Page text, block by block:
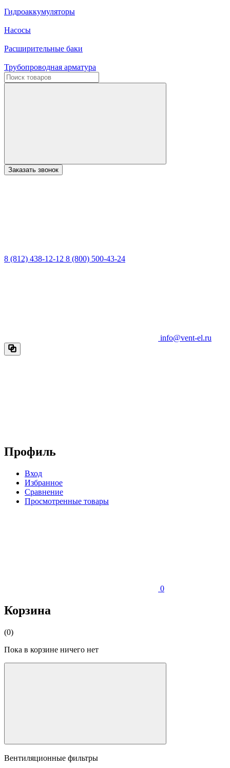
Гидроаккумуляторы
Насосы
Расширительные баки
Трубопроводная арматура
Заказать звонок
8 (812) 438-12-12 8 (800) 500-43-24
info@vent-el.ru
Профиль
Вход
Избранное
Сравнение
Просмотренные товары
0
Корзина
(0)
Пока в корзине ничего нет
Вентиляционные фильтры